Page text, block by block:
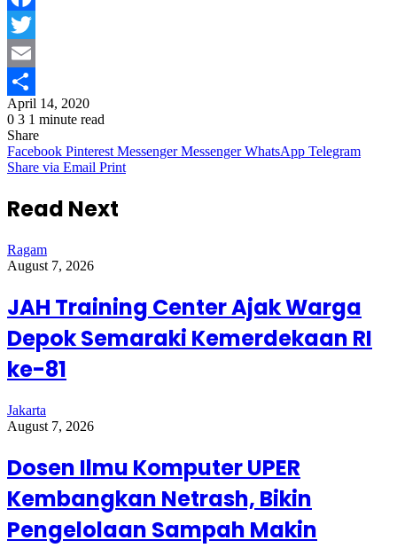
Facebook
Twitter
Email
Share
April 14, 2020
0 3 1 minute read
Share
Facebook Pinterest Messenger Messenger WhatsApp Telegram
Share via Email Print
Read Next
Ragam
August 7, 2026
JAH Training Center Ajak Warga
Depok Semaraki Kemerdekaan RI
ke-81
Jakarta
August 7, 2026
Dosen Ilmu Komputer UPER
Kembangkan Netrash, Bikin
Pengelolaan Sampah Makin